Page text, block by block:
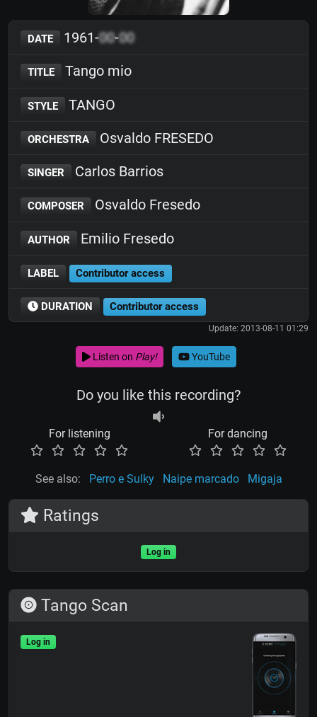
DATE 1961-00-00
TITLE Tango mio
STYLE TANGO
ORCHESTRA Osvaldo FRESEDO
SINGER Carlos Barrios
COMPOSER Osvaldo Fresedo
AUTHOR Emilio Fresedo
LABEL Contributor access
DURATION Contributor access
Update: 2013-08-11 01:29
Listen on Play! YouTube
Do you like this recording?
For listening For dancing
See also: Perro e Sulky Naipe marcado Migaja
Ratings
Log in
Tango Scan
Log in